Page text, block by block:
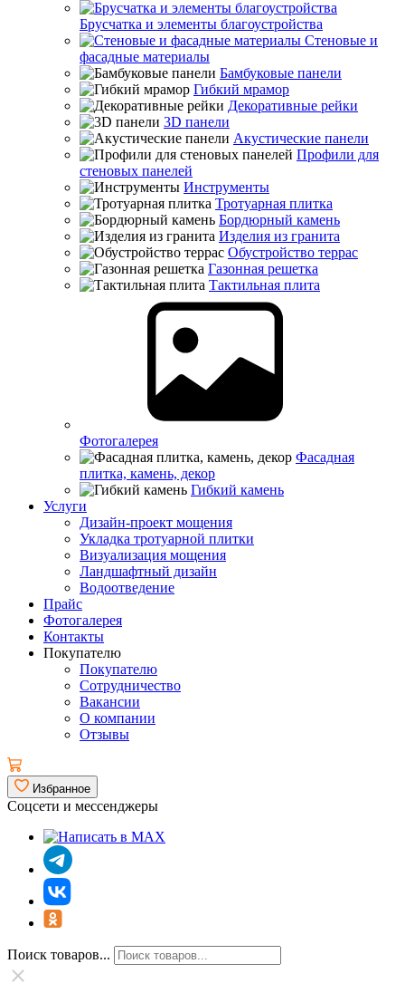
Брусчатка и элементы благоустройства
Стеновые и
фасадные материалы
Бамбуковые панели
Гибкий мрамор
Декоративные рейки
3D панели
Акустические панели
Профили для
стеновых панелей
Инструменты
Тротуарная плитка
Бордюрный камень
Изделия из гранита
Обустройство террас
Газонная решетка
Тактильная плита
Фотогалерея
Фасадная
плитка, камень, декор
Гибкий камень
Услуги
Дизайн-проект мощения
Укладка тротуарной плитки
Визуализация мощения
Ландшафтный дизайн
Водоотведение
Прайс
Фотогалерея
Контакты
Покупателю
Покупателю
Сотрудничество
Вакансии
О компании
Отзывы
Избранное
Соцсети и мессенджеры
Поиск товаров...